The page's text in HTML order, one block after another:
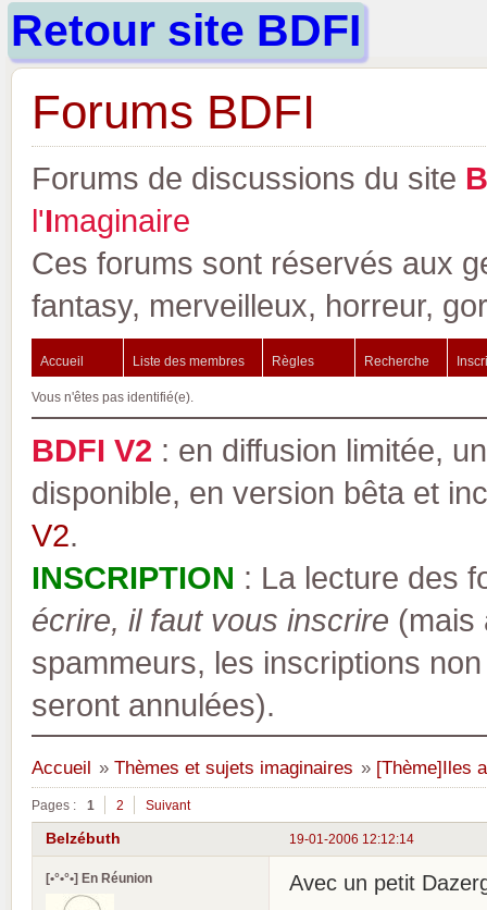
Retour site BDFI
Forums BDFI
Forums de discussions du site B
l'Imaginaire
Ces forums sont réservés aux
fantasy, merveilleux, horreur,
Accueil Liste des membres Règles Recherche
Vous n'êtes pas identifié(e).
BDFI V2 : en diffusion limitée,
disponible, en version bêta et
V2.
INSCRIPTION : La lecture des
écrire, il faut vous inscrire (mais
spammeurs, les inscriptions
seront annulées).
Accueil » Thèmes et sujets imaginaires » [Thème]Iles
Pages : 1 2 Suivant
19-01-2006 12:12:14
Belzébuth
[•°•°•] En Réunion Avec un petit